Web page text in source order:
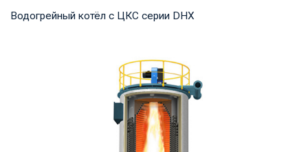
Водогрейный котёл с ЦКС серии DHX
мощность продукта: 58-116 МВт Температура...